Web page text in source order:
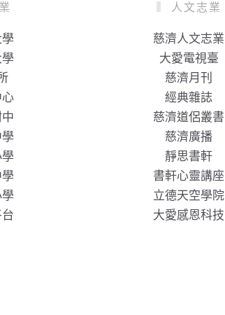
人文志業
慈濟人文志業
大愛電視臺
慈濟月刊
經典雜誌
慈濟道侶叢書
慈濟廣播
靜思書軒
書軒心靈講座
立德天空學院
大愛感恩科技